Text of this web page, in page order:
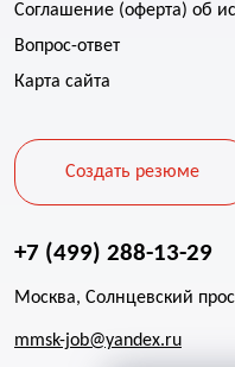
Соглашение (оферта) об
Вопрос-ответ
Карта сайта
Создать резюме
+7 (499) 288-13-29
Москва, Солнцевский
mmsk-job@yandex.ru